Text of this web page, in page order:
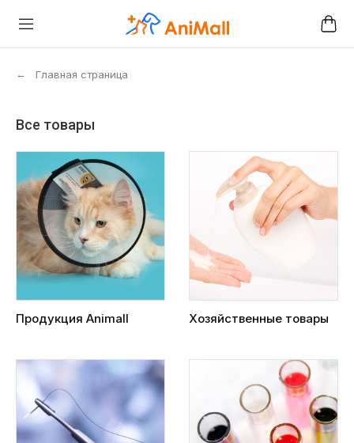
← Главная страница
Все товары
Продукция Animall Хозяйственные товары